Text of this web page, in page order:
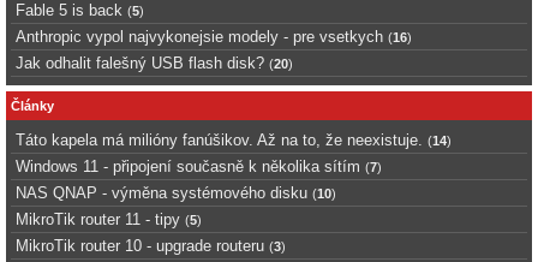
Fable 5 is back (5)
Anthropic vypol najvykonejsie modely - pre vsetkych (16)
Jak odhalit falešný USB flash disk? (20)
Články
Táto kapela má milióny fanúšikov. Až na to, že neexistuje. (14)
Windows 11 - připojení současně k několika sítím (7)
NAS QNAP - výměna systémového disku (10)
MikroTik router 11 - tipy (5)
MikroTik router 10 - upgrade routeru (3)